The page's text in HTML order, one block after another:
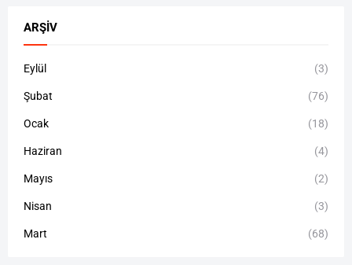
ARŞIV
Eylül (3)
Şubat (76)
Ocak (18)
Haziran (4)
Mayıs (2)
Nisan (3)
Mart (68)